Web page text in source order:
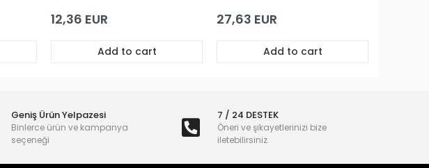
12,36 EUR
Add to cart
Takım
27,63 EUR
Add to cart
Geniş Ürün Yelpazesi
Binlerce ürün ve kampanya
seçeneği
7 / 24 DESTEK
Öneri ve şikayetlerinizi bize
iletebilirsiniz.